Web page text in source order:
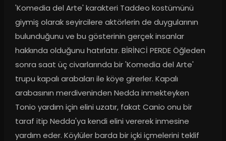
'Komedia del Arte' karakteri Taddeo kostümünü
giymiş olarak seyircilere aktörlerin de duygularının
bulunduğunu ve bu gösterinin gerçek insanlar
hakkında olduğunu hatırlatır. BİRİNCİ PERDE Öğleden
sonra saat üç civarlarında bir 'Komedia del Arte'
trupu kapalı arabaları ile köye girerler. Kapalı
arabasının merdiveninden Nedda inmekteyken
Tonio yardım için elini uzatır, fakat Canio onu bir
taraf itip Nedda'ya kendi elini vererek inmesine
yardım eder. Köylüler barda bir içki içmelerini teklif